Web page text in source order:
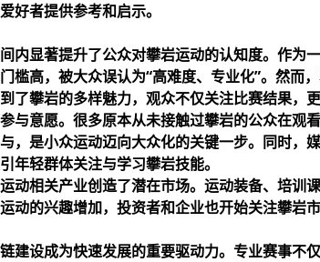
好者提供参考和启示。
内显著提升了公众对攀岩运动的认知度。作为
槛高，被大众误认为“高难度、专业化”。然而
了攀岩的多样魅力，观众不仅关注比赛结果，
与意愿。很多原本从未接触过攀岩的公众在观
，是小众运动迈向大众化的关键一步。同时，
年轻群体关注与学习攀岩技能。
动相关产业创造了潜在市场。运动装备、培训
动的兴趣增加，投资者和企业也开始关注攀岩
建设成为快速发展的重要驱动力。专业赛事不